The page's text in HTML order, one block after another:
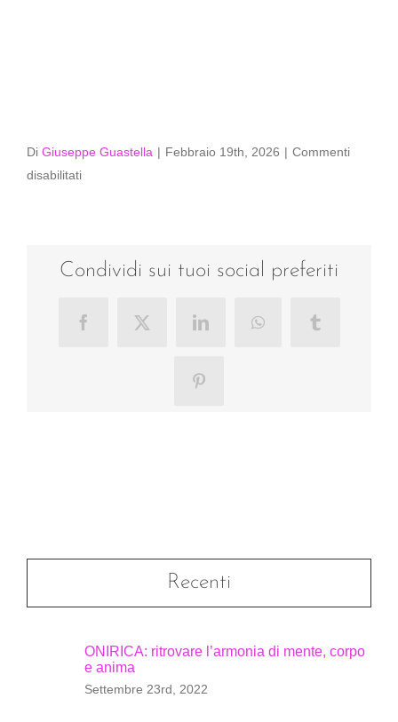
Di Giuseppe Guastella | Febbraio 19th, 2026 | Commenti
disabilitatisu
Condividi sui tuoi social preferiti
FacebookX LinkedInWhatsAppTumblr
Pinterest
Recenti
ONIRICA: ritrovare l’armonia di mente, corpo
e anima
Settembre 23rd, 2022